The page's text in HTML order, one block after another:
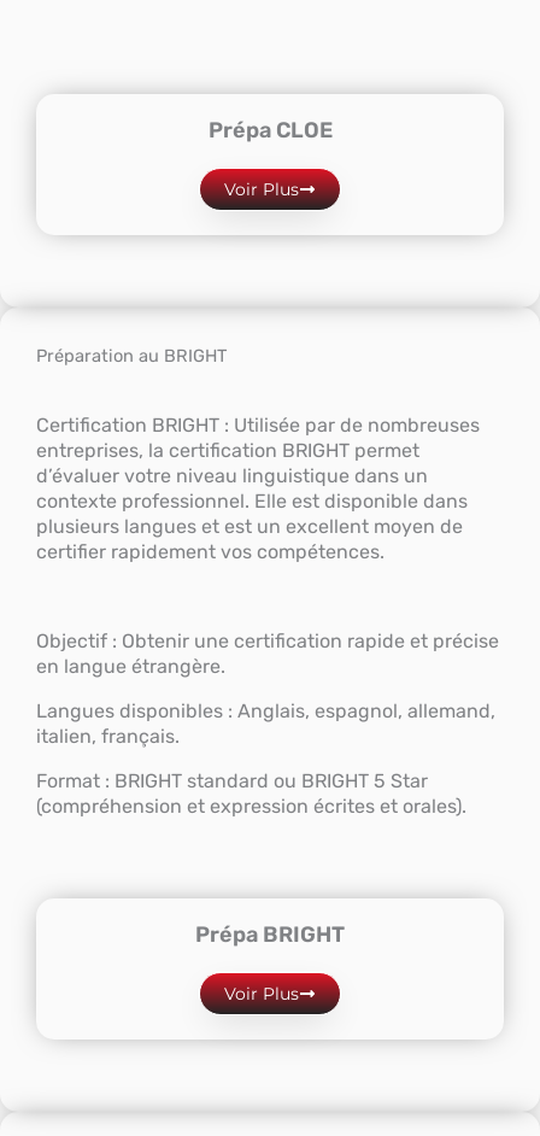
Prépa CLOE
Voir Plus
Préparation au BRIGHT
Certification BRIGHT : Utilisée par de nombreuses
entreprises, la certification BRIGHT permet
d’évaluer votre niveau linguistique dans un
contexte professionnel. Elle est disponible dans
plusieurs langues et est un excellent moyen de
certifier rapidement vos compétences.
Objectif : Obtenir une certification rapide et précise
en langue étrangère.
Langues disponibles : Anglais, espagnol, allemand,
italien, français.
Format : BRIGHT standard ou BRIGHT 5 Star
(compréhension et expression écrites et orales).
Prépa BRIGHT
Voir Plus